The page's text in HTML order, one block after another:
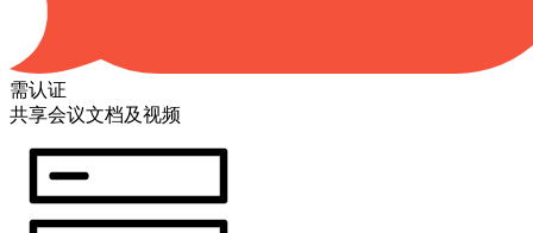
需认证
共享会议文档及视频